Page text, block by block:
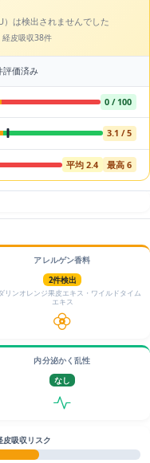
）は検出されませんでした
経皮吸収38件
評価済み
0 / 100
3.1 / 5
平均 2.4 最高 6
アレルゲン香料
2件検出
リンオレンジ果皮エキス・ワイルドタイム
エキス
内分泌かく乱性
なし
皮吸収リスク